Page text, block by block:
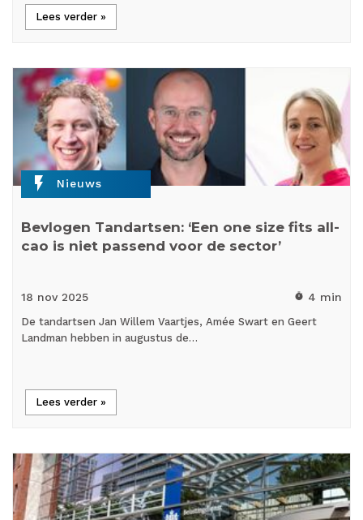
Lees verder »
flash_on Nieuws
Bevlogen Tandartsen: ‘Een one size fits all-
cao is niet passend voor de sector’
18 nov 2025 timer 4 min
De tandartsen Jan Willem Vaartjes, Amée Swart en Geert
Landman hebben in augustus de…
Lees verder »